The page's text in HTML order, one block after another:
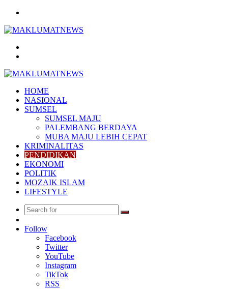
HOME
NASIONAL
SUMSEL
SUMSEL MAJU
PALEMBANG BERDAYA
MUBA MAJU LEBIH CEPAT
KRIMINALITAS
PENDIDIKAN
EKONOMI
POLITIK
MOZAIK ISLAM
LIFESTYLE
Search
Article
Follow
Facebook
Twitter
YouTube
Instagram
TikTok
RSS